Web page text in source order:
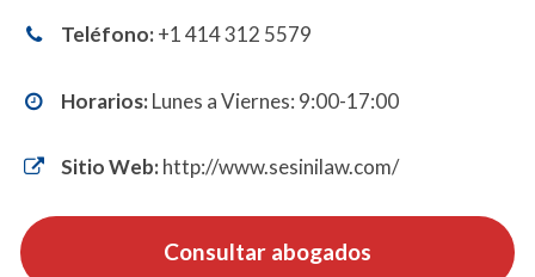
Teléfono:+1 414 312 5579
Horarios:Lunes a Viernes: 9:00-17:00
Sitio Web:http://www.sesinilaw.com/
Consultar abogados